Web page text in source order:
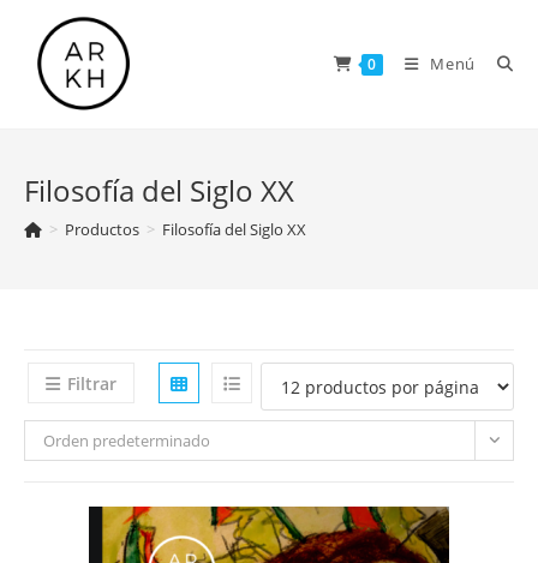
contenido
0 Menú
Filosofía del Siglo XX
> Productos > Filosofía del Siglo XX
Filtrar
Orden predeterminado